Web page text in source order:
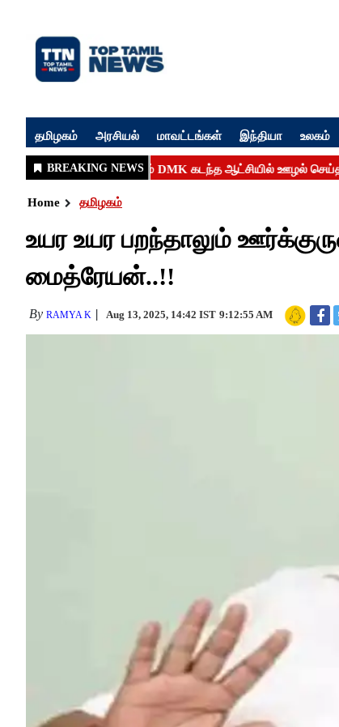
தமிழகம் அரசியல் மாவட்டங்கள் இந்தியா உலகம்
Home தமிழகம்
உயர உயர பறந்தாலும்
மைத்ரேயன்..!!
By RAMYA K Aug 13, 2025, 14:42 IST 9:12:55 AM